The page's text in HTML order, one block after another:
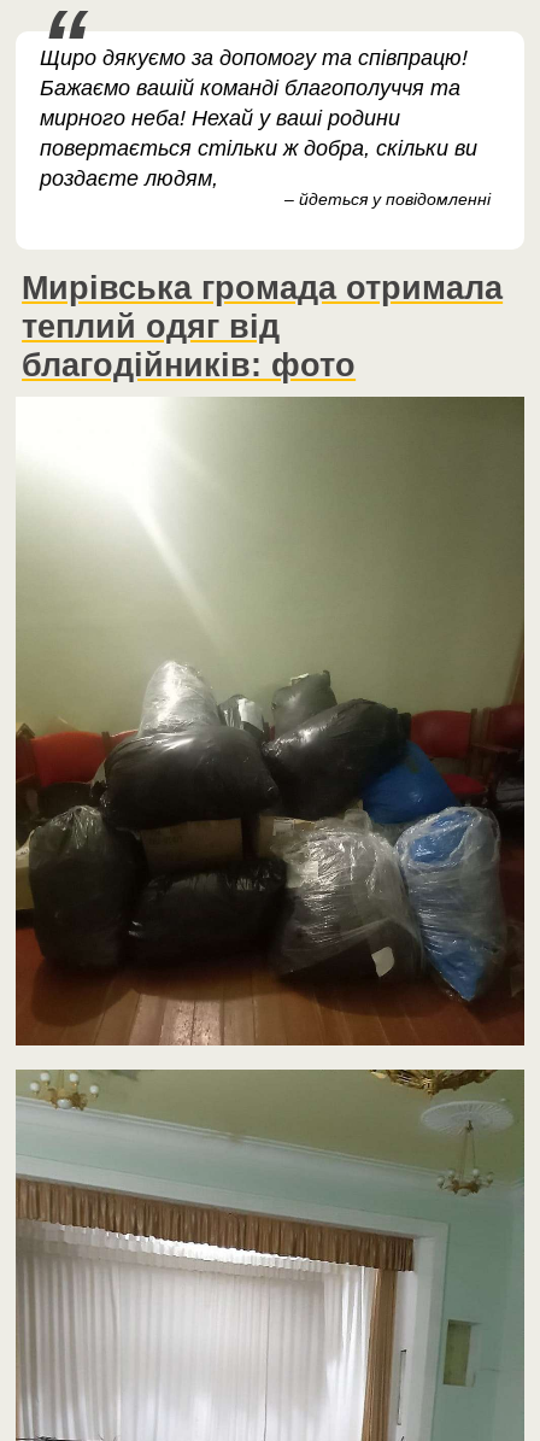
Щиро дякуємо за допомогу та співпрацю!
Бажаємо вашій команді благополуччя та
мирного неба! Нехай у ваші родини
повертається стільки ж добра, скільки ви
роздаєте людям,
– йдеться у повідомленні
Мирівська громада отримала
теплий одяг від
благодійників: фото